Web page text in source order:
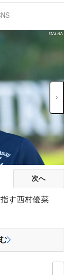
次へ
す西村優菜